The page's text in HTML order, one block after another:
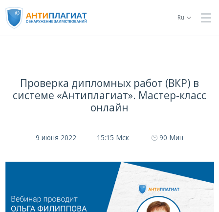
Ru
Проверка дипломных работ (ВКР) в
системе «Антиплагиат». Мастер-класс
онлайн
9 июня 2022 15:15 Мск 90 Мин